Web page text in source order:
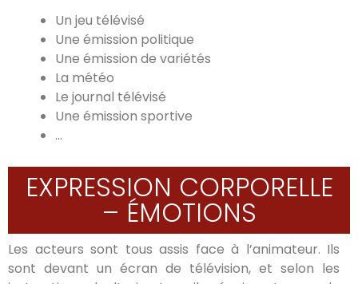
Un jeu télévisé
Une émission politique
Une émission de variétés
La météo
Le journal télévisé
Une émission sportive
…
EXPRESSION CORPORELLE
– ÉMOTIONS
Les acteurs sont tous assis face à l’animateur. Ils
sont devant un écran de télévision, et selon les